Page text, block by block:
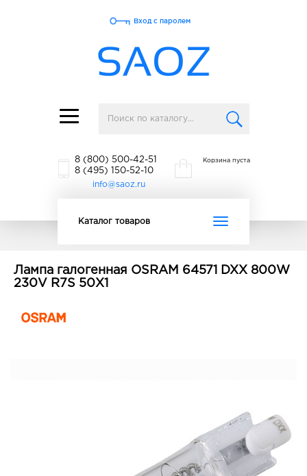
Toggle
navigation
Вход с паролем
8 (800) 500-42-51
8 (495) 150-52-10
info@saoz.ru
Корзина пуста
Toggle
Каталог товаров
Лампа галогенная OSRAM 64571 DXX 800W
230V R7S 50X1